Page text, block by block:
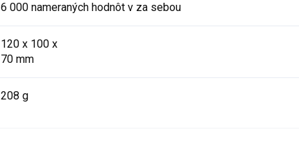
6 000 nameraných hodnôt v za sebou
120 x 100 x
70 mm
208 g